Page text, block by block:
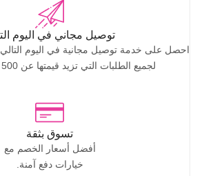
توصيل مجاني في اليوم
احصل على خدمة توصيل مجانية في اليوم التالي
لجميع الطلبات التي تزيد قيمتها عن 500 درهم إماراتي.
تسوق بثقة
أفضل أسعار الخصم مع
خيارات دفع آمنة.